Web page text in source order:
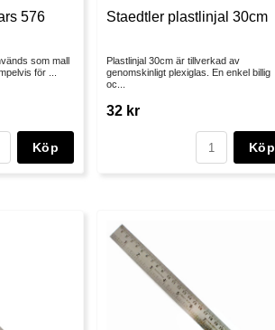
576
som mall
för ...
Köp
Staedtler plastlinjal 30cm
Plastlinjal 30cm är tillverkad av
genomskinligt plexiglas. En enkel billig
oc...
32 kr
Köp